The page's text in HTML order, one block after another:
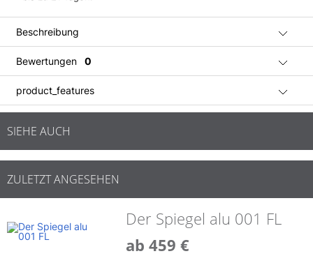
Beschreibung
Bewertungen 0
product_features
SIEHE AUCH
ZULETZT ANGESEHEN
Der Spiegel alu 001 FL
ab 459 €